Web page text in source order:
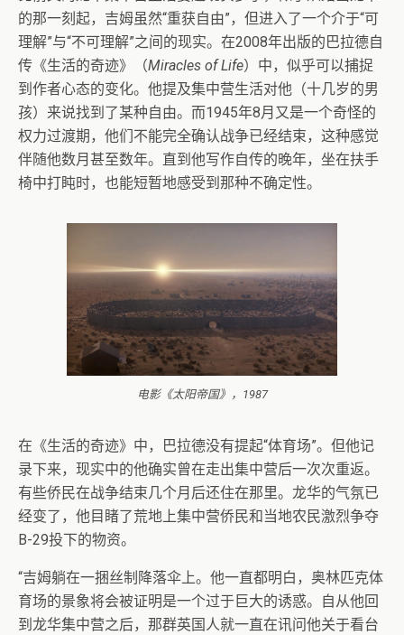
的那一刻起，吉姆虽然“重获自由”，但进入了一个介于“可
理解”与“不可理解”之间的现实。在2008年出版的巴拉德自
传《生活的奇迹》（Miracles of Life）中，似乎可以捕捉
到作者心态的变化。他提及集中营生活对他（十几岁的男
孩）来说找到了某种自由。而1945年8月又是一个奇怪的
权力过渡期，他们不能完全确认战争已经结束，这种感觉
伴随他数月甚至数年。直到他写作自传的晚年，坐在扶手
椅中打盹时，也能短暂地感受到那种不确定性。
电影《太阳帝国》，1987
在《生活的奇迹》中，巴拉德没有提起“体育场”。但他记
录下来，现实中的他确实曾在走出集中营后一次次重返。
有些侨民在战争结束几个月后还住在那里。龙华的气氛已
经变了，他目睹了荒地上集中营侨民和当地农民激烈争夺
B-29投下的物资。
“吉姆躺在一捆丝制降落伞上。他一直都明白，奥林匹克体
育场的景象将会被证明是一个过于巨大的诱惑。自从他回
到龙华集中营之后，那群英国人就一直在讯问他关于看台